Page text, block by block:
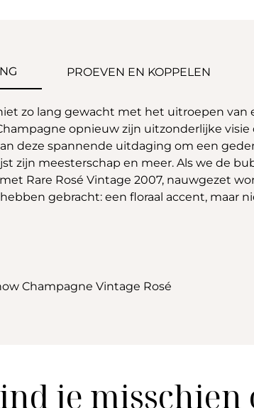
PROEVEN EN KOPPELEN
zo lang gewacht met het uitroepen
opnieuw zijn uitzonderlijke
deze spannende uitdaging om een
zijn meesterschap en meer. Als we de
Rare Rosé Vintage 2007, nauwgezet
gebracht: een floraal accent, maar
Champagne Vintage Rosé
je misschien